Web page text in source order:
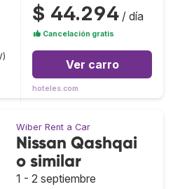
$ 44.294 / día
Cancelación gratis
Ver carro
hoteles.com
Wiber Rent a Car
Nissan Qashqai
o similar
1 - 2 septiembre